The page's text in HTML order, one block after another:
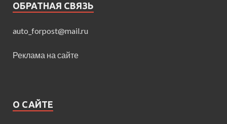
ОБРАТНАЯ СВЯЗЬ
auto_forpost@mail.ru
Реклама на сайте
О САЙТЕ